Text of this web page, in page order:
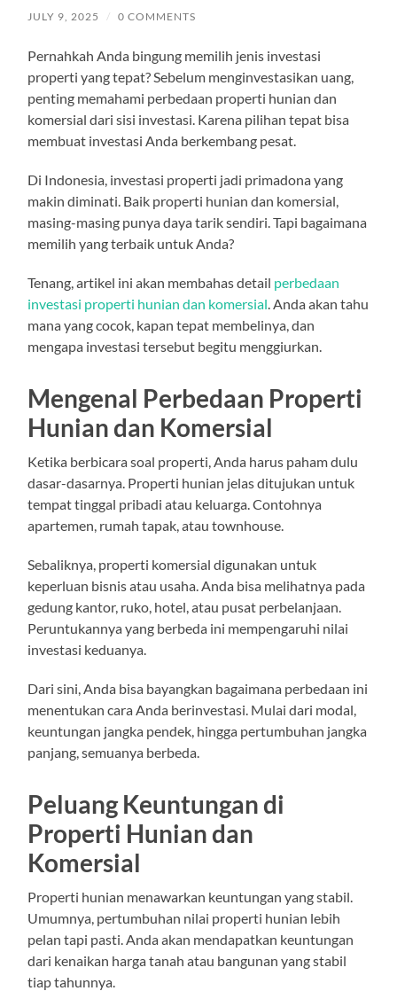
JULY 9, 2025 / 0 COMMENTS
Pernahkah Anda bingung memilih jenis investasi
properti yang tepat? Sebelum menginvestasikan uang,
penting memahami perbedaan properti hunian dan
komersial dari sisi investasi. Karena pilihan tepat bisa
membuat investasi Anda berkembang pesat.
Di Indonesia, investasi properti jadi primadona yang
makin diminati. Baik properti hunian dan komersial,
masing-masing punya daya tarik sendiri. Tapi bagaimana
memilih yang terbaik untuk Anda?
Tenang, artikel ini akan membahas detail perbedaan
investasi properti hunian dan komersial . Anda akan tahu
mana yang cocok, kapan tepat membelinya, dan
mengapa investasi tersebut begitu menggiurkan.
Mengenal Perbedaan Properti
Hunian dan Komersial
Ketika berbicara soal properti, Anda harus paham dulu
dasar-dasarnya. Properti hunian jelas ditujukan untuk
tempat tinggal pribadi atau keluarga. Contohnya
apartemen, rumah tapak, atau townhouse.
Sebaliknya, properti komersial digunakan untuk
keperluan bisnis atau usaha. Anda bisa melihatnya pada
gedung kantor, ruko, hotel, atau pusat perbelanjaan.
Peruntukannya yang berbeda ini mempengaruhi nilai
investasi keduanya.
Dari sini, Anda bisa bayangkan bagaimana perbedaan ini
menentukan cara Anda berinvestasi. Mulai dari modal,
keuntungan jangka pendek, hingga pertumbuhan jangka
panjang, semuanya berbeda.
Peluang Keuntungan di
Properti Hunian dan
Komersial
Properti hunian menawarkan keuntungan yang stabil.
Umumnya, pertumbuhan nilai properti hunian lebih
pelan tapi pasti. Anda akan mendapatkan keuntungan
dari kenaikan harga tanah atau bangunan yang stabil
tiap tahunnya.